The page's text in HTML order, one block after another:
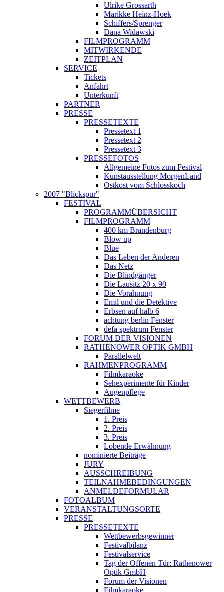
Ulrike Grossarth
Marikke Heinz-Hoek
Schiffers/Sprenger
Dana Widawski
FILMPROGRAMM
MITWIRKENDE
ZEITPLAN
SERVICE
Tickets
Anfahrt
Unterkunft
PARTNER
PRESSE
PRESSETEXTE
Pressetext 1
Pressetext 2
Pressetext 3
PRESSEFOTOS
Allgemeine Fotos zum Festival
Kunstausstellung MorgenLand
Ostkost vom Schlosskoch
2007 "Blickspur"
FESTIVAL
PROGRAMMÜBERSICHT
FILMPROGRAMM
400 km Brandenburg
Blow up
Blue
Das Leben der Anderen
Das Netz
Die Blindgänger
Die Lausitz 20 x 90
Die Vorahnung
Emil und die Detektive
Erbsen auf halb 6
achtung berlin Fenster
defa spektrum Fenster
FORUM DER VISIONEN
RATHENOWER OPTIK GMBH
Parallelwelt
RAHMENPROGRAMM
Filmkaraoke
Sehexperimente für Kinder
Augenpflege
WETTBEWERB
Siegerfilme
1. Preis
2. Preis
3. Preis
Lobende Erwähnung
nominierte Beiträge
JURY
AUSSCHREIBUNG
TEILNAHMEBEDINGUNGEN
ANMELDEFORMULAR
FOTOALBUM
VERANSTALTUNGSORTE
PRESSE
PRESSETEXTE
Wettbewerbsgewinner
Festivalbilanz
Festivalservice
Tag der Offenen Tür: Rathenower
Optik GmbH
Forum der Visionen
Filmkaraoke